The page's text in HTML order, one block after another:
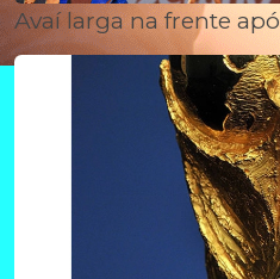
Avaí larga na frente